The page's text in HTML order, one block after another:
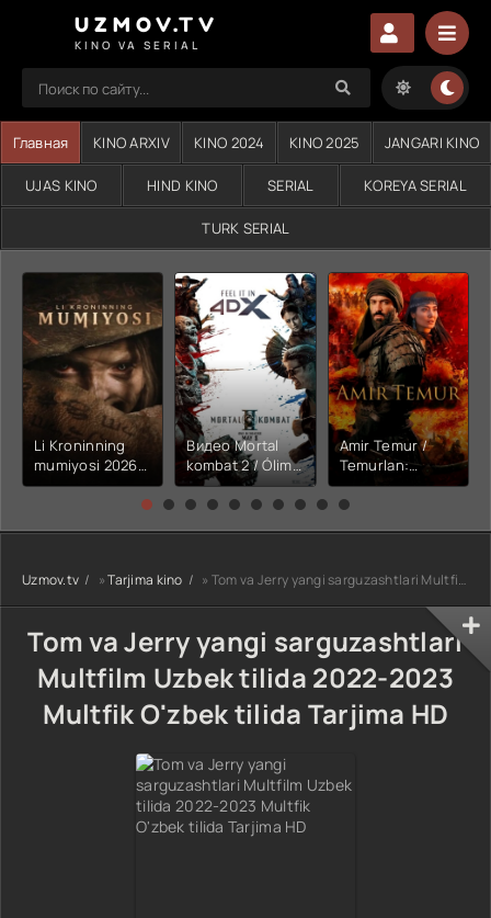
UZMOV.TV
KINO VA SERIAL
Главная KINO ARXIV KINO 2024 KINO 2025 JANGARI KINO
UJAS KINO HIND KINO SERIAL KOREYA SERIAL
TURK SERIAL
Li Kroninning
mumiyosi 2026
(uzbek tilida
kino) tarjima HD
Видео Mortal
kombat 2 / Ólim
jangi 2 (2026)
Uzbek tilida
Amir Temur /
Temurlan:
Fathchining
yuksalishi
tarjima kino Full
HD tas-ix
Uzmov.tv »Tarjima kino » Tom va Jerry yangi sarguzashtlari Multfilm Uzbek tilida 2022-2023 Multfik O'zbek tilida Tarjima HD
Tom va Jerry yangi sarguzashtlari
Multfilm Uzbek tilida 2022-2023
Multfik O'zbek tilida Tarjima HD